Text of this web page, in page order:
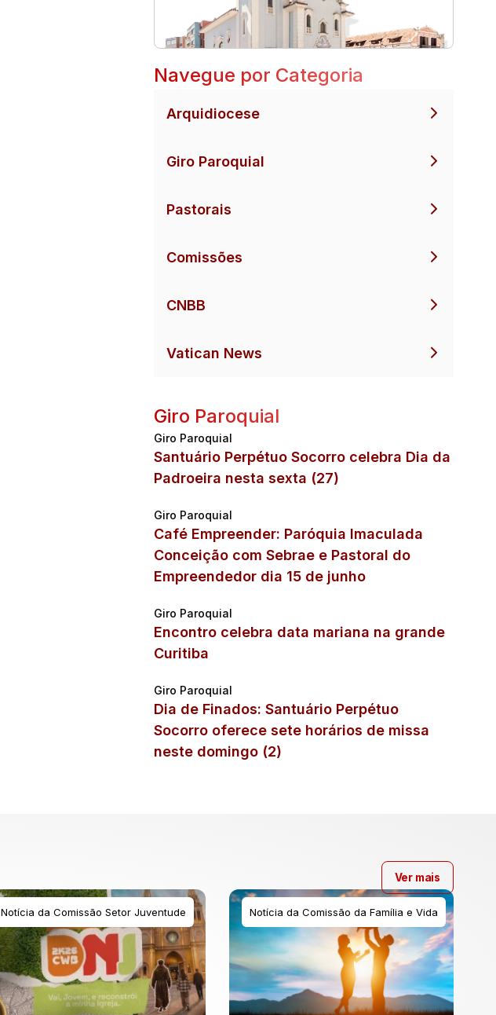
Navegue por Categoria
Arquidiocese
Giro Paroquial
Pastorais
Comissões
CNBB
Vatican News
Giro Paroquial
Giro Paroquial
Santuário Perpétuo Socorro celebra Dia da
Padroeira nesta sexta (27)
Giro Paroquial
Café Empreender: Paróquia Imaculada
Conceição com Sebrae e Pastoral do
Empreendedor dia 15 de junho
Giro Paroquial
Encontro celebra data mariana na grande
Curitiba
Giro Paroquial
Dia de Finados: Santuário Perpétuo
Socorro oferece sete horários de missa
neste domingo (2)
Notícia da Comissão Setor Juventude Notícia da Comissão da Família e Vida
Ver mais